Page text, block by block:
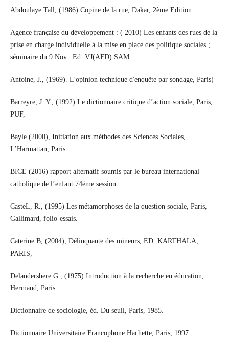
Abdoulaye Tall, (1986) Copine de la rue, Dakar, 2ème Edition
Agence française du développement : ( 2010) Les enfants des rues de la
prise en charge individuelle à la mise en place des politique sociales ;
séminaire du 9 Nov.. Ed. VJ(AFD) SAM
Antoine, J., (1969). L'opinion technique d'enquête par sondage, Paris)
Barreyre, J. Y., (1992) Le dictionnaire critique d’action sociale, Paris,
PUF,
Bayle (2000), Initiation aux méthodes des Sciences Sociales,
L’Harmattan, Paris.
BICE (2016) rapport alternatif soumis par le bureau international
catholique de l’enfant 74ème session.
CasteL, R., (1995) Les métamorphoses de la question sociale, Paris,
Gallimard, folio-essais.
Caterine B, (2004), Délinquante des mineurs, ED. KARTHALA,
PARIS,
Delandershere G., (1975) Introduction à la recherche en éducation,
Hermand, Paris.
Dictionnaire de sociologie, éd. Du seuil, Paris, 1985.
Dictionnaire Universitaire Francophone Hachette, Paris, 1997.